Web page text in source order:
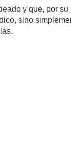
y que, por su
sino